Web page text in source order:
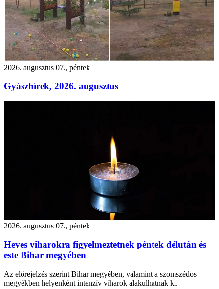
2026. augusztus 07., péntek
Gyászhírek, 2026. augusztus
2026. augusztus 07., péntek
Heves viharokra figyelmeztetnek péntek délután és
este Bihar megyében
Az előrejelzés szerint Bihar megyében, valamint a szomszédos
megyékben helyenként intenzív viharok alakulhatnak ki.